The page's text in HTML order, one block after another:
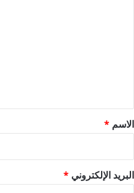
*
الاسم *
البريد الإلكتروني *